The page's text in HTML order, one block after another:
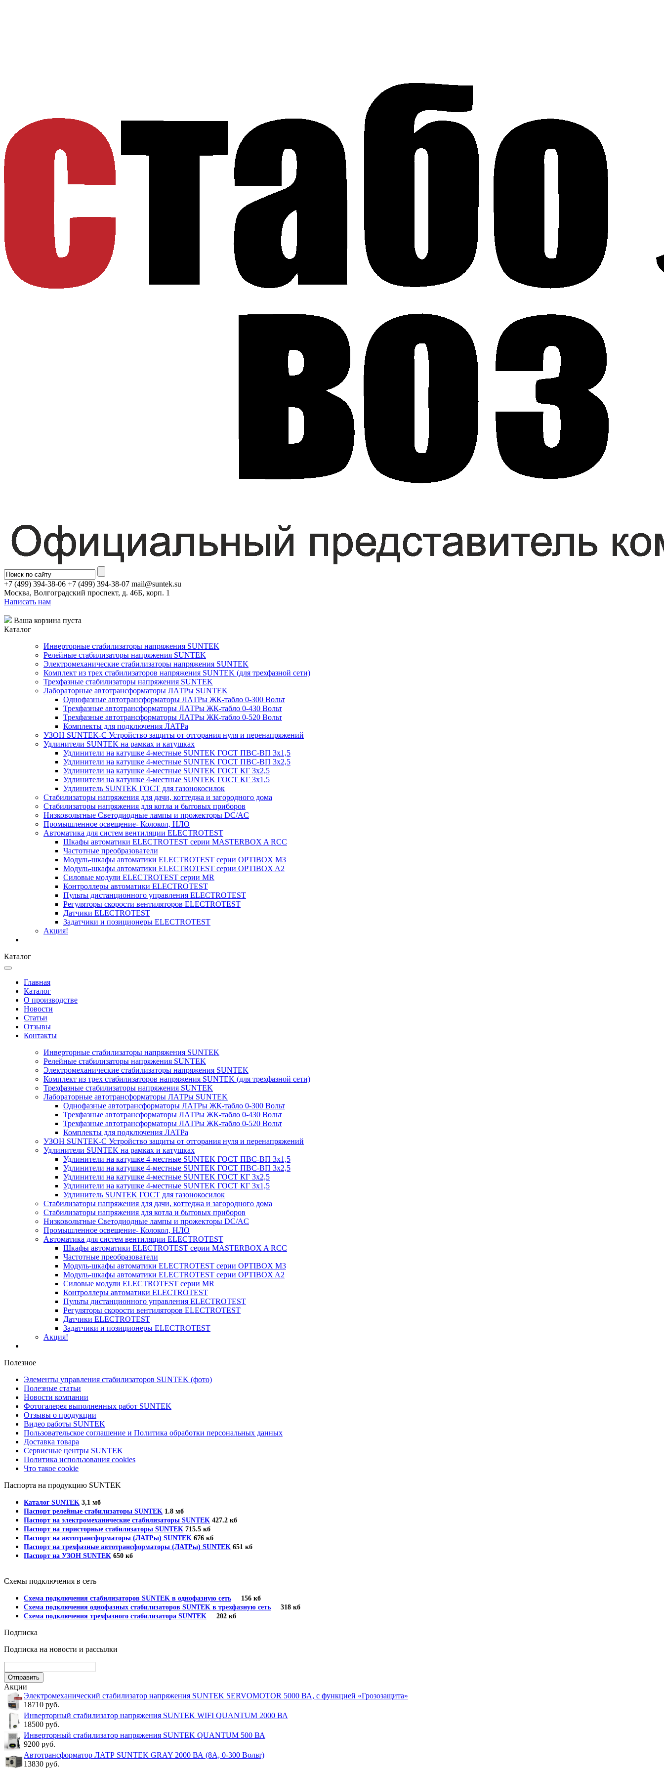
+7 (499) 394-38-06 +7 (499) 394-38-07 mail@suntek.su
Москва, Волгоградский проспект, д. 46Б, корп. 1
Написать нам
Ваша корзина пуста
Каталог
Инверторные стабилизаторы напряжения SUNTEK
Релейные стабилизаторы напряжения SUNTEK
Электромеханические стабилизаторы напряжения SUNTEK
Комплект из трех стабилизаторов напряжения SUNTEK (для трехфазной сети)
Трехфазные стабилизаторы напряжения SUNTEK
Лабораторные автотрансформаторы ЛАТРы SUNTEK
Однофазные автотрансформаторы ЛАТРы ЖК-табло 0-300 Вольт
Трехфазные автотрансформаторы ЛАТРы ЖК-табло 0-430 Вольт
Трехфазные автотрансформаторы ЛАТРы ЖК-табло 0-520 Вольт
Комплекты для подключения ЛАТРа
УЗОН SUNTEK-C Устройство защиты от отгорания нуля и перенапряжений
Удлинители SUNTEK на рамках и катушках
Удлинители на катушке 4-местные SUNTEK ГОСТ ПВС-ВП 3х1,5
Удлинители на катушке 4-местные SUNTEK ГОСТ ПВС-ВП 3х2,5
Удлинители на катушке 4-местные SUNTEK ГОСТ КГ 3х2,5
Удлинители на катушке 4-местные SUNTEK ГОСТ КГ 3х1,5
Удлинитель SUNTEK ГОСТ для газонокосилок
Стабилизаторы напряжения для дачи, коттеджа и загородного дома
Стабилизаторы напряжения для котла и бытовых приборов
Низковольтные Светодиодные лампы и прожекторы DC/AC
Промышленное освещение- Колокол, НЛО
Автоматика для систем вентиляции ELECTROTEST
Шкафы автоматики ELECTROTEST серии MASTERBOX A RCC
Частотные преобразователи
Модуль-шкафы автоматики ELECTROTEST серии OPTIBOX M3
Модуль-шкафы автоматики ELECTROTEST серии OPTIBOX A2
Силовые модули ELECTROTEST серии MR
Контроллеры автоматики ELECTROTEST
Пульты дистанционного управления ELECTROTEST
Регуляторы скорости вентиляторов ELECTROTEST
Датчики ELECTROTEST
Задатчики и позиционеры ELECTROTEST
Акция!
Каталог
Главная
Каталог
О производстве
Новости
Статьи
Отзывы
Контакты
Инверторные стабилизаторы напряжения SUNTEK
Релейные стабилизаторы напряжения SUNTEK
Электромеханические стабилизаторы напряжения SUNTEK
Комплект из трех стабилизаторов напряжения SUNTEK (для трехфазной сети)
Трехфазные стабилизаторы напряжения SUNTEK
Лабораторные автотрансформаторы ЛАТРы SUNTEK
Однофазные автотрансформаторы ЛАТРы ЖК-табло 0-300 Вольт
Трехфазные автотрансформаторы ЛАТРы ЖК-табло 0-430 Вольт
Трехфазные автотрансформаторы ЛАТРы ЖК-табло 0-520 Вольт
Комплекты для подключения ЛАТРа
УЗОН SUNTEK-C Устройство защиты от отгорания нуля и перенапряжений
Удлинители SUNTEK на рамках и катушках
Удлинители на катушке 4-местные SUNTEK ГОСТ ПВС-ВП 3х1,5
Удлинители на катушке 4-местные SUNTEK ГОСТ ПВС-ВП 3х2,5
Удлинители на катушке 4-местные SUNTEK ГОСТ КГ 3х2,5
Удлинители на катушке 4-местные SUNTEK ГОСТ КГ 3х1,5
Удлинитель SUNTEK ГОСТ для газонокосилок
Стабилизаторы напряжения для дачи, коттеджа и загородного дома
Стабилизаторы напряжения для котла и бытовых приборов
Низковольтные Светодиодные лампы и прожекторы DC/AC
Промышленное освещение- Колокол, НЛО
Автоматика для систем вентиляции ELECTROTEST
Шкафы автоматики ELECTROTEST серии MASTERBOX A RCC
Частотные преобразователи
Модуль-шкафы автоматики ELECTROTEST серии OPTIBOX M3
Модуль-шкафы автоматики ELECTROTEST серии OPTIBOX A2
Силовые модули ELECTROTEST серии MR
Контроллеры автоматики ELECTROTEST
Пульты дистанционного управления ELECTROTEST
Регуляторы скорости вентиляторов ELECTROTEST
Датчики ELECTROTEST
Задатчики и позиционеры ELECTROTEST
Акция!
Полезное
Элементы управления стабилизаторов SUNTEK (фото)
Полезные статьи
Новости компании
Фотогалерея выполненных работ SUNTEK
Отзывы о продукции
Видео работы SUNTEK
Пользовательское соглашение и Политика обработки персональных данных
Доставка товара
Сервисные центры SUNTEK
Политика использования cookies
Что такое cookie
Паспорта на продукцию SUNTEK
Каталог SUNTEK 3,1 мб
Паспорт релейные стабилизаторы SUNTEK 1.8 мб
Паспорт на электромеханические стабилизаторы SUNTEK 427.2 кб
Паспорт на тиристорные стабилизаторы SUNTEK 715.5 кб
Паспорт на автотрансформаторы (ЛАТРы) SUNTEK 676 кб
Паспорт на трехфазные автотрансформаторы (ЛАТРы) SUNTEK 651 кб
Паспорт на УЗОН SUNTEK 650 кб
Схемы подключения в сеть
Схема подключения стабилизаторов SUNTEK в однофазную сеть 156 кб
Схема подключения однофазных стабилизаторов SUNTEK в трехфазную сеть 318 кб
Схема подключения трехфазного стабилизатора SUNTEK 202 кб
Подписка
Подписка на новости и рассылки
Акции
Электромеханический стабилизатор напряжения SUNTEK SERVOMOTOR 5000 ВА, с функцией «Грозозащита»
18710 руб.
Инверторный стабилизатор напряжения SUNTEK WIFI QUANTUM 2000 ВА
18500 руб.
Инверторный стабилизатор напряжения SUNTEK QUANTUM 500 ВА
9200 руб.
Автотрансформатор ЛАТР SUNTEK GRAY 2000 ВА (8А, 0-300 Вольт)
13830 руб.